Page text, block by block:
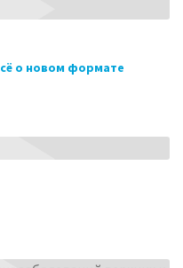
о новом формате